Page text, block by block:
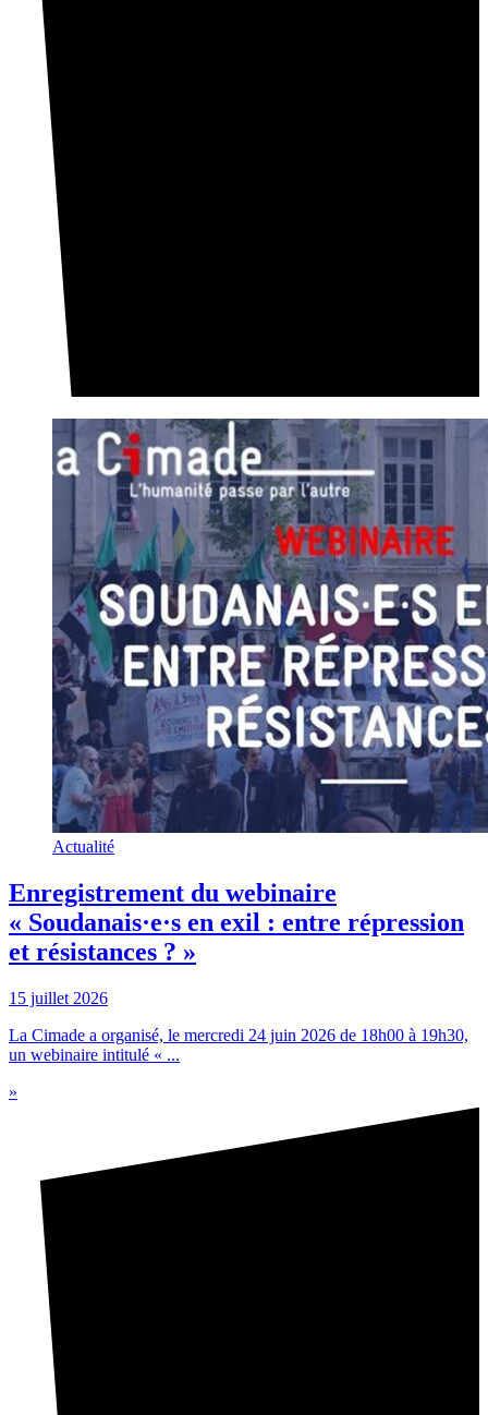
Actualité
Enregistrement du webinaire
« Soudanais·e·s en exil : entre répression
et résistances ? »
15 juillet 2026
La Cimade a organisé, le mercredi 24 juin 2026 de 18h00 à 19h30,
un webinaire intitulé « ...
»